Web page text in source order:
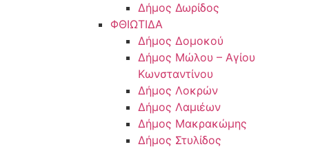
Δήμος Δωρίδος
ΦΘΙΩΤΙΔΑ
Δήμος Δομοκού
Δήμος Μώλου – Αγίου
Κωνσταντίνου
Δήμος Λοκρών
Δήμος Λαμιέων
Δήμος Μακρακώμης
Δήμος Στυλίδος